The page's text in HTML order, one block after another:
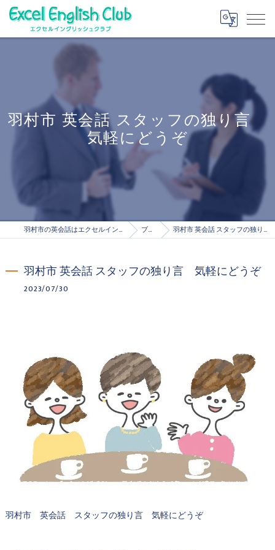
羽村市 英会話 スタッフの独り言
気軽にどうぞ
羽村市の英会話はエクセルイングリッシュクラブ ブログ 羽村市 英会話 スタッフの独り言 気軽にどうぞ
羽村市 英会話 スタッフの独り言 気軽にどうぞ
2023/07/30
羽村市 英会話 スタッフの独り言 気軽にどうぞ